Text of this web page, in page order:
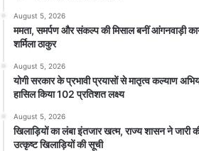
August 5, 2026
ममता, समर्पण और संकल्प की मिसाल बनीं आंगनवाड़ी
शर्मिला ठाकुर
August 5, 2026
योगी सरकार के प्रभावी प्रयासों से मातृत्व कल्याण
हासिल किया 102 प्रतिशत लक्ष्य
August 5, 2026
खिलाड़ियों का लंबा इंतजार खत्म, राज्य शासन ने जारी
उत्कृष्ट खिलाड़ियों की सूची